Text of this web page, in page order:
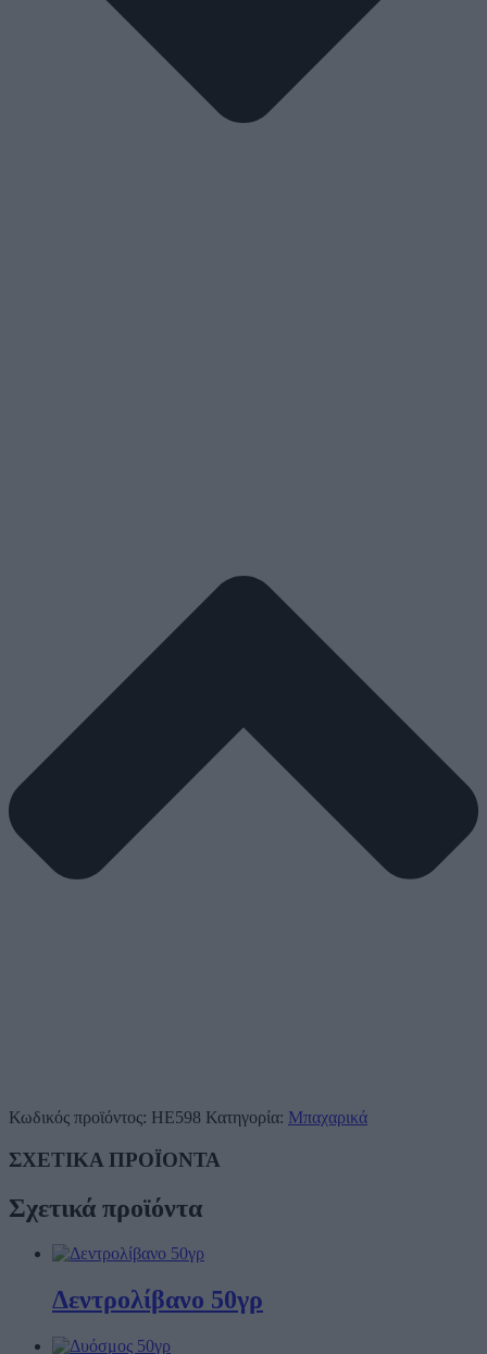
Κωδικός προϊόντος: HE598 Κατηγορία: Μπαχαρικά
ΣΧΕΤΙΚΑ ΠΡΟΪΟΝΤΑ
Σχετικά προϊόντα
Δεντρολίβανο 50γρ